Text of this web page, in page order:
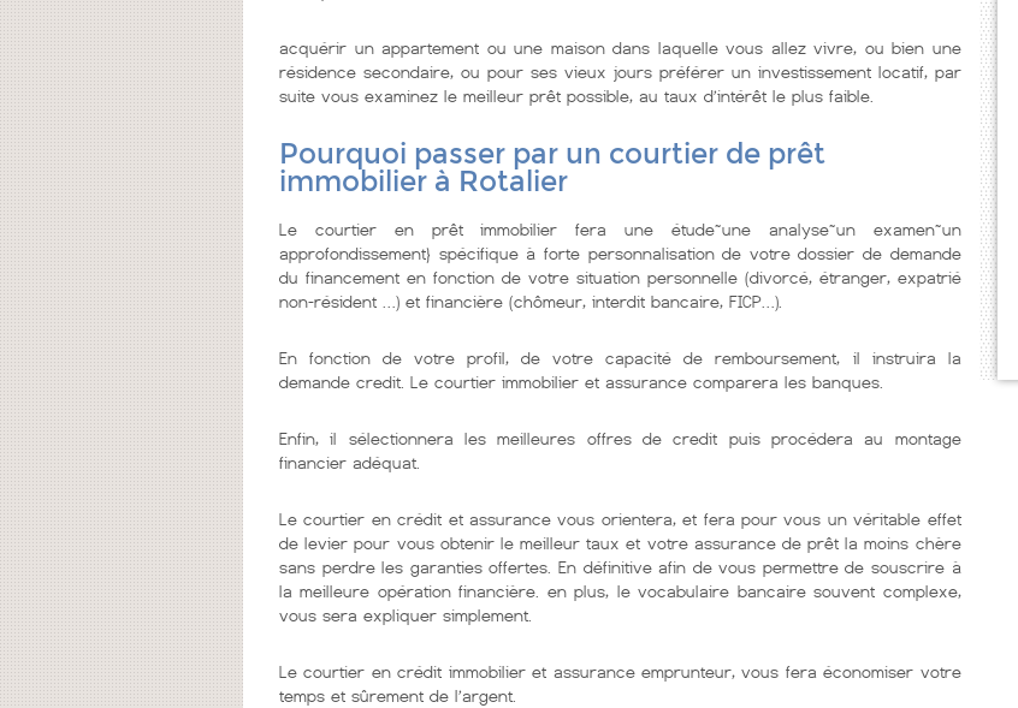
acquérir un appartement ou une maison dans laquelle vous allez vivre, ou bien une
résidence secondaire, ou pour ses vieux jours préférer un investissement locatif, par
suite vous examinez le meilleur prêt possible, au taux d’intérêt le plus faible.
Pourquoi passer par un courtier de prêt
immobilier à Rotalier
Le courtier en prêt immobilier fera une étude~une analyse~un examen~un
approfondissement} spécifique à forte personnalisation de votre dossier de demande
du financement en fonction de votre situation personnelle (divorcé, étranger, expatrié
non-résident …) et financière (chômeur, interdit bancaire, FICP…).
En fonction de votre profil, de votre capacité de remboursement, il instruira la
demande credit. Le courtier immobilier et assurance comparera les banques.
Enfin, il sélectionnera les meilleures offres de credit puis procédera au montage
financier adéquat.
Le courtier en crédit et assurance vous orientera, et fera pour vous un véritable effet
de levier pour vous obtenir le meilleur taux et votre assurance de prêt la moins chère
sans perdre les garanties offertes. En définitive afin de vous permettre de souscrire à
la meilleure opération financière. en plus, le vocabulaire bancaire souvent complexe,
vous sera expliquer simplement.
Le courtier en crédit immobilier et assurance emprunteur, vous fera économiser votre
temps et sûrement de l’argent.